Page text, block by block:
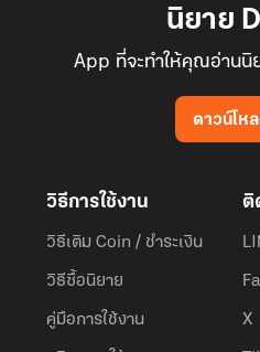
นิยาย
App ที่จะทำให้คุณอ่านนิ
ดาวน์โห
วิธีการใช้งาน
วิธีเติม Coin / ชำระเงิน
วิธีซื้อนิยาย
คู่มือการใช้งาน
ติ
X